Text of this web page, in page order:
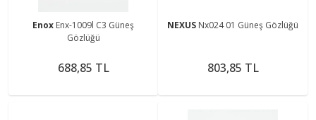
Enox Enx-1009l C3 Güneş
Gözlüğü
688,85 TL
NEXUS Nx024 01 Güneş Gözlüğü
803,85 TL